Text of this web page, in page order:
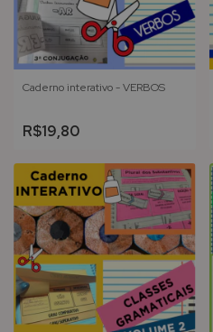
Caderno interativo - VERBOS
R$19,80